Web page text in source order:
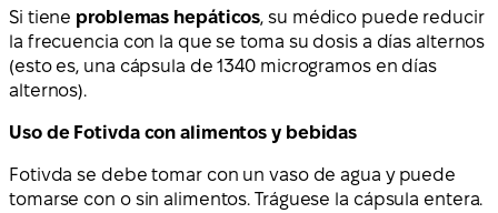
Si tiene problemas hepáticos, su médico puede reducir
la frecuencia con la que se toma su dosis a días alternos
(esto es, una cápsula de 1340 microgramos en días
alternos).
Uso de Fotivda con alimentos y bebidas
Fotivda se debe tomar con un vaso de agua y puede
tomarse con o sin alimentos. Tráguese la cápsula entera.